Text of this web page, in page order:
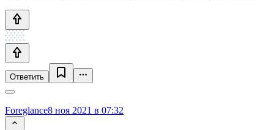
Ответить
Foreglance8 ноя 2021 в 07:32